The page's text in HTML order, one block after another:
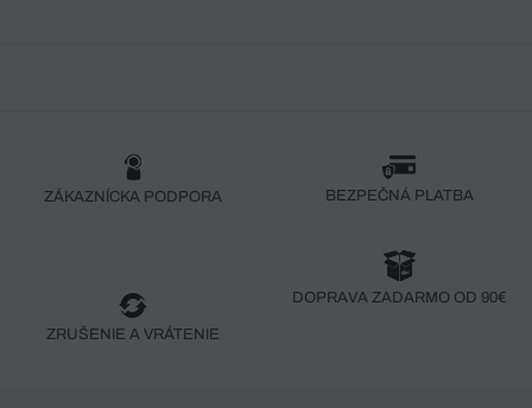
ZÁKAZNÍCKA PODPORA BEZPEČNÁ PLATBA
ZRUŠENIE A VRÁTENIE
DOPRAVA ZADARMO OD 90€